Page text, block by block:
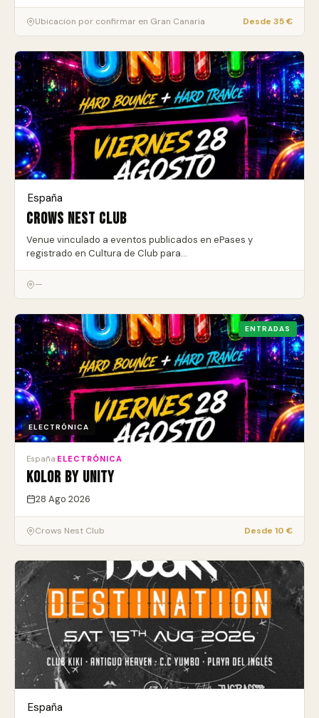
Ubicacion por confirmar en Gran Canaria Desde 35 €
España
Crows Nest Club
Venue vinculado a eventos publicados en ePases y
registrado en Cultura de Club para…
—
ENTRADAS
ELECTRÓNICA
España ELECTRÓNICA
KOLOR by UNITY
28 Ago 2026
Crows Nest Club Desde 10 €
España